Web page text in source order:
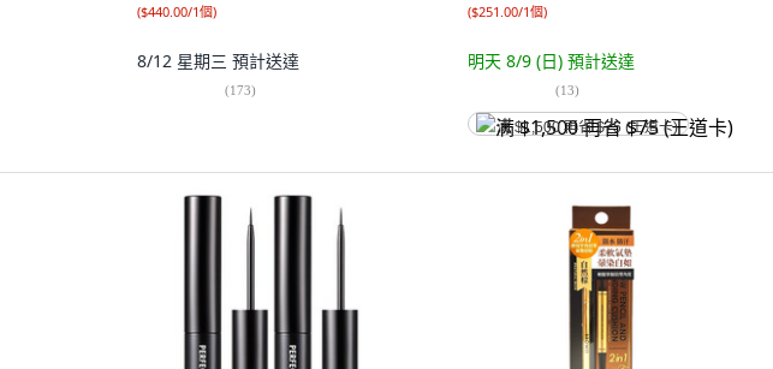
($440.00/1個)
8/12 星期三 預計送達
(173)
($251.00/1個)
明天 8/9 (日) 預計送達
(13)
满 $1,500 再省 $75 (王道卡)